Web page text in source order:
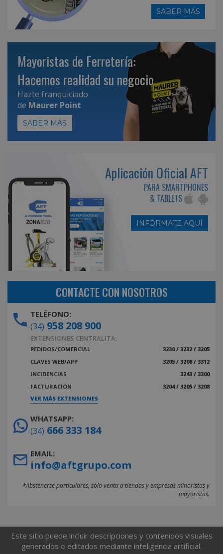
SABER MÁS
Mayoristas de Ferretería:
Hacemos realidad su negocio
Hazte franquiciado
de Maurer Point
SABER MÁS
Aplicación Oficial AFT
PARA SMARTPHONES
& TABLETS
INFÓRMATE AQUÍ
CONTACTE CON NOSOTROS
TELÉFONO:
(34) 958 208 900
EXTENSIONES CENTRALITA:
PEDIDOS/COMERCIAL
3230 / 3232 / 3205
CLAVES WEB/APP
3205 / 3208 / 3312
INCIDENCIAS
3243 / 3300
FACTURACIÓN
3204 / 3205 / 3208
VER MÁS EXTENSIONES
WHATSAPP:
(34) 666 333 184
EMAIL:
info@aftgrupo.com
*Abstenerse particulares, sólo venta a tiendas y empresas minoristas y
mayoristas.
Este sitio puede incluir descripciones y contenidos visuales
generados o editados mediante inteligencia artificial.